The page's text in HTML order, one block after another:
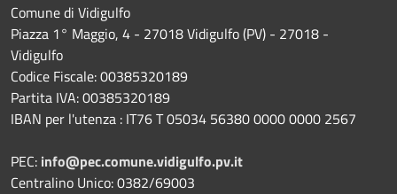
Comune di Vidigulfo
Piazza 1° Maggio, 4 - 27018 Vidigulfo (PV) - 27018 -
Vidigulfo
Codice Fiscale: 00385320189
Partita IVA: 00385320189
IBAN per l'utenza : IT76 T 05034 56380 0000 0000 2567
PEC: info@pec.comune.vidigulfo.pv.it
Centralino Unico: 0382/69003